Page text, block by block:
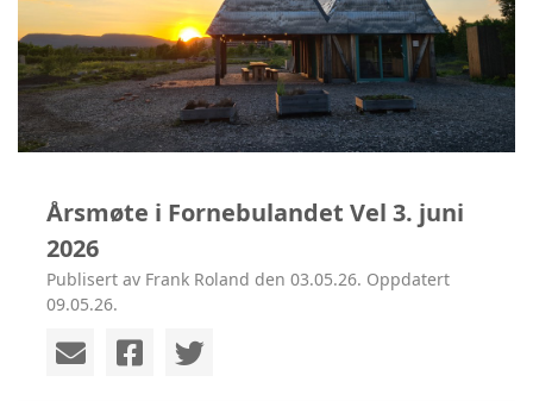
Årsmøte i Fornebulandet Vel 3. juni
2026
Publisert av Frank Roland den 03.05.26. Oppdatert
09.05.26.